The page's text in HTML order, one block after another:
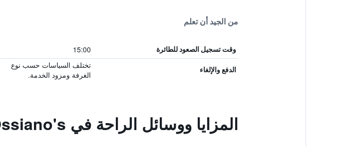
من الجيد أن تعلم
وقت تسجيل الصعود للطائرة 15:00
الدفع والإلغاء
تختلف السياسات حسب نوع
الغرفة ومزود الخدمة.
المزايا ووسائل الراحة في Ossiano's